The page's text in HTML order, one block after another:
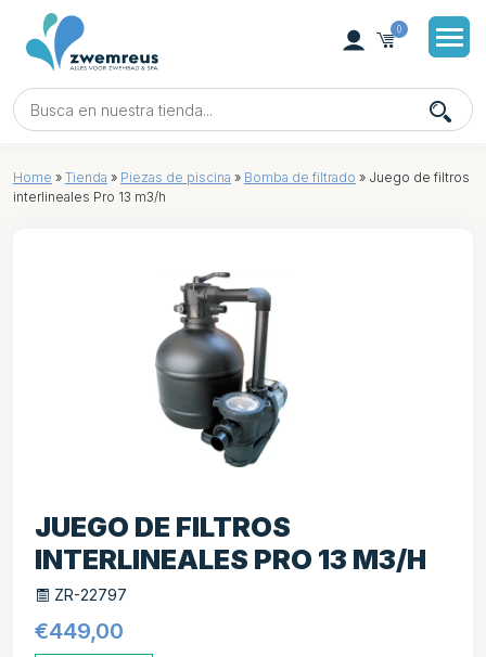
0
Home » Tienda » Piezas de piscina » Bomba de filtrado » Juego de filtros
interlineales Pro 13 m3/h
JUEGO DE FILTROS
INTERLINEALES PRO 13 M3/H
ZR-22797
€449,00